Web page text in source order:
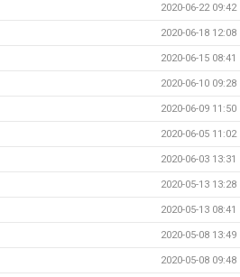
2020-06-22 09:42
2020-06-18 12:08
2020-06-15 08:41
2020-06-10 09:28
2020-06-09 11:50
2020-06-05 11:02
2020-06-03 13:31
2020-05-13 13:28
2020-05-13 08:41
2020-05-08 13:49
2020-05-08 09:48